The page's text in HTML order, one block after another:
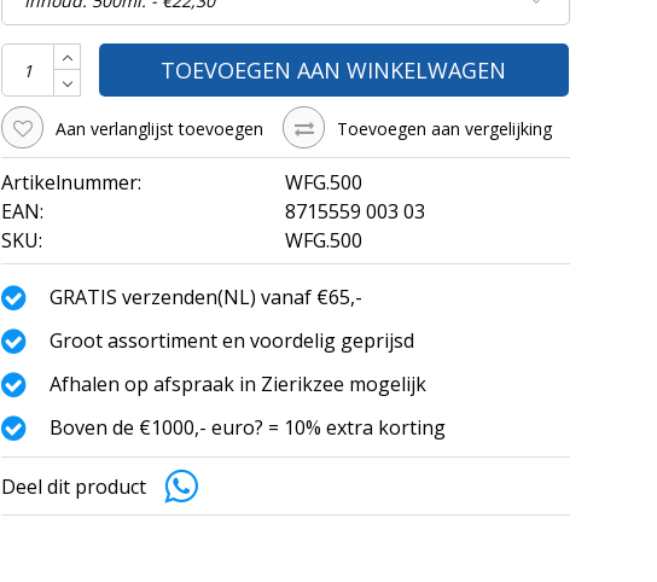
TOEVOEGEN AAN WINKELWAGEN
Aan verlanglijst toevoegen Toevoegen aan vergelijking
Artikelnummer:
WFG.500
EAN:
8715559 003 03
SKU:
WFG.500
GRATIS verzenden(NL) vanaf €65,-
Groot assortiment en voordelig geprijsd
Afhalen op afspraak in Zierikzee mogelijk
Boven de €1000,- euro? = 10% extra korting
Deel dit product